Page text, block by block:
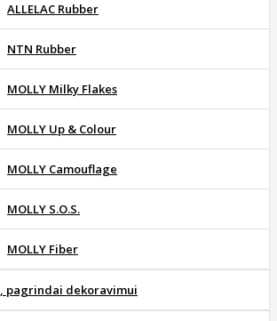
ALLELAC Rubber
NTN Rubber
MOLLY Milky Flakes
MOLLY Up & Colour
MOLLY Camouflage
MOLLY S.O.S.
MOLLY Fiber
pagrindai dekoravimui